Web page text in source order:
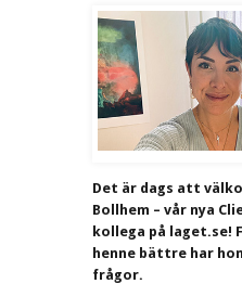
Det är dags att
Bollhem – vår nya
kollega på laget.se!
henne bättre har
frågor.